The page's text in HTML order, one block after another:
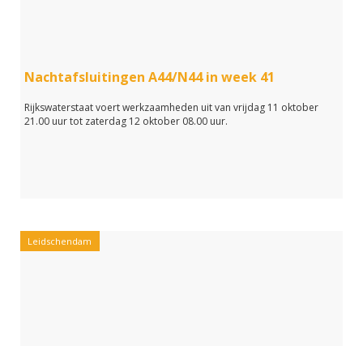
Nachtafsluitingen A44/N44 in week 41
Rijkswaterstaat voert werkzaamheden uit van vrijdag 11 oktober
21.00 uur tot zaterdag 12 oktober 08.00 uur.
Leidschendam